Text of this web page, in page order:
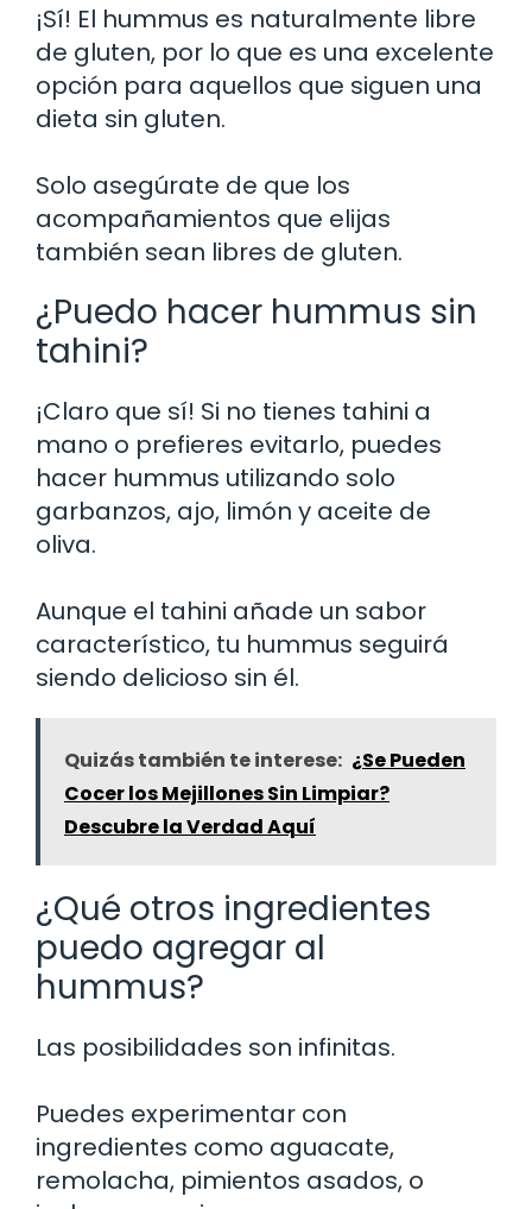
¡Sí! El hummus es naturalmente libre
de gluten, por lo que es una excelente
opción para aquellos que siguen una
dieta sin gluten.
Solo asegúrate de que los
acompañamientos que elijas
también sean libres de gluten.
¿Puedo hacer hummus sin
tahini?
¡Claro que sí! Si no tienes tahini a
mano o prefieres evitarlo, puedes
hacer hummus utilizando solo
garbanzos, ajo, limón y aceite de
oliva.
Aunque el tahini añade un sabor
característico, tu hummus seguirá
siendo delicioso sin él.
Quizás también te interese: ¿Se Pueden
Cocer los Mejillones Sin Limpiar?
Descubre la Verdad Aquí
¿Qué otros ingredientes
puedo agregar al
hummus?
Las posibilidades son infinitas.
Puedes experimentar con
ingredientes como aguacate,
remolacha, pimientos asados, o